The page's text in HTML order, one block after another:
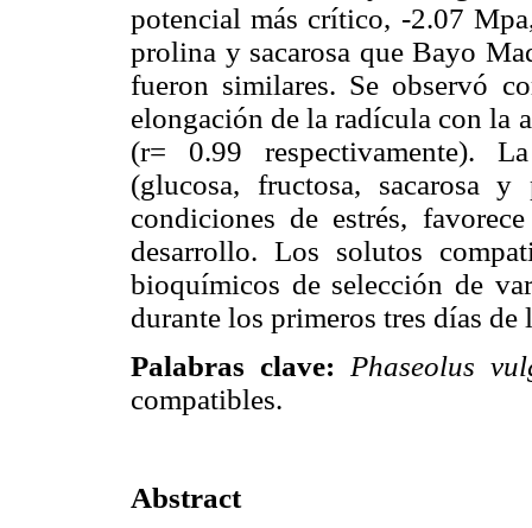
potencial más crítico, -2.07
prolina y sacarosa que Bayo
fueron similares. Se observó
elongación de la radícula con la
(r= 0.99 respectivamente).
(glucosa, fructosa, sacarosa
condiciones de estrés,
desarrollo. Los solutos
bioquímicos de selección de
durante los primeros tres días de
Palabras clave:
Phaseolus
compatibles.
Abstract